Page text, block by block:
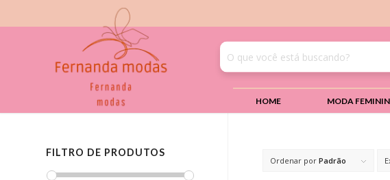
HOME MODA
Ordenar porPadrão
FILTRO DE PRODUTOS